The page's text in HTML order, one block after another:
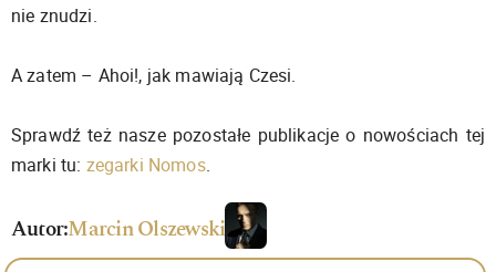
nie znudzi.
A zatem – Ahoi!, jak mawiają Czesi.
Sprawdź też nasze pozostałe publikacje o nowościach tej
marki tu: zegarki Nomos.
Autor:Marcin Olszewski